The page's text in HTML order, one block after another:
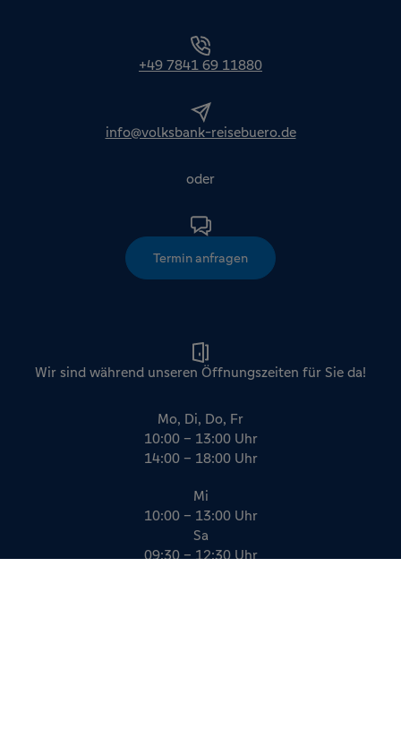
+49 7841 69 11880
info@volksbank-reisebuero.de
oder
Termin anfragen
Wir sind während unseren Öffnungszeiten für Sie da!
Mo, Di, Do, Fr
10:00 – 13:00 Uhr
14:00 – 18:00 Uhr
Mi
10:00 – 13:00 Uhr
Sa
09:30 – 12:30 Uhr